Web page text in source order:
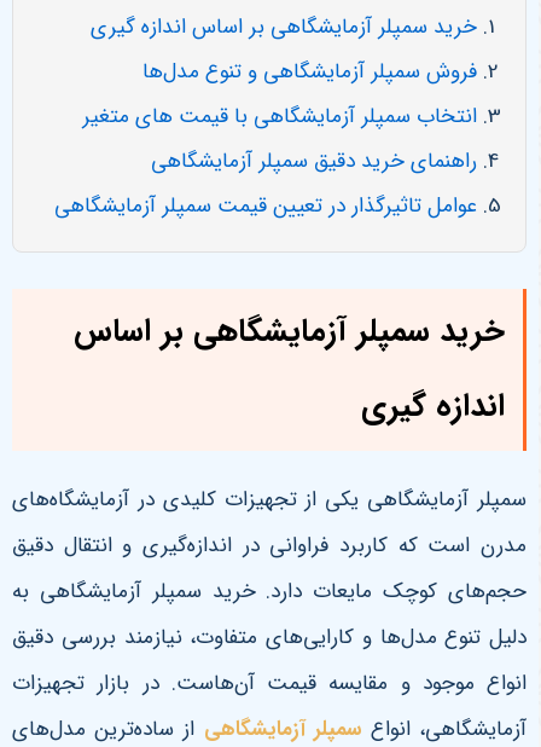
خرید سمپلر آزمایشگاهی بر اساس اندازه گیری
فروش سمپلر آزمایشگاهی و تنوع مدل‌ها
انتخاب سمپلر آزمایشگاهی با قیمت های متغیر
راهنمای خرید دقیق سمپلر آزمایشگاهی
عوامل تاثیرگذار در تعیین قیمت سمپلر آزمایشگاهی
خرید سمپلر آزمایشگاهی بر اساس
اندازه گیری
سمپلر آزمایشگاهی یکی از تجهیزات کلیدی در آزمایشگاه‌های
مدرن است که کاربرد فراوانی در اندازه‌گیری و انتقال دقیق
حجم‌های کوچک مایعات دارد. خرید سمپلر آزمایشگاهی به
دلیل تنوع مدل‌ها و کارایی‌های متفاوت، نیازمند بررسی دقیق
انواع موجود و مقایسه قیمت آن‌هاست. در بازار تجهیزات
آزمایشگاهی، انواع سمپلر آزمایشگاهی از ساده‌ترین مدل‌های